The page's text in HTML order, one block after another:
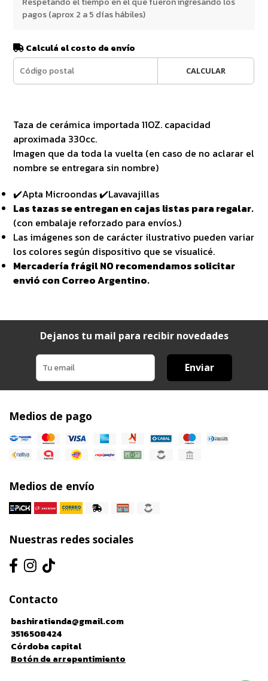
pagos (aprox 2 a 5 días hábiles)
Calculá el costo de envío
CALCULAR
Taza de cerámica importada 11OZ. capacidad
aproximada 330cc.
Imagen que da toda la vuelta (en caso de no aclarar el
nombre se entregara sin nombre)
✔️Apta Microondas ✔️Lavavajillas
Las tazas se entregan en cajas listas para regalar.
(con embalaje reforzado para envíos.)
Las imágenes son de carácter ilustrativo pueden variar
los colores según dispositivo que se visualicé.
Mercadería frágil NO recomendamos solicitar
envió con Correo Argentino.
Dejanos tu mail para recibir novedades
Enviar
Medios de pago
Medios de envío
Nuestras redes sociales
Contacto
bashiratienda@gmail.com
3516508424
Córdoba capital
Botón de arrepentimiento